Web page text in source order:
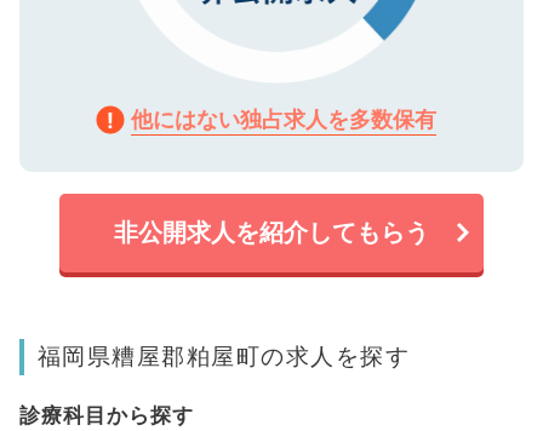
他にはない独占求人を多数保有
非公開求人を紹介してもらう
福岡県糟屋郡粕屋町の求人を探す
診療科目から探す